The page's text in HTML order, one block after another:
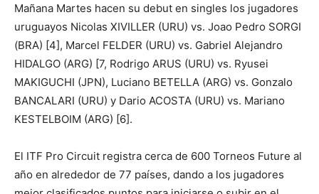
Mañana Martes hacen su debut en singles los jugadores
uruguayos Nicolas XIVILLER (URU) vs. Joao Pedro SORGI
(BRA) [4], Marcel FELDER (URU) vs. Gabriel Alejandro
HIDALGO (ARG) [7, Rodrigo ARUS (URU) vs. Ryusei
MAKIGUCHI (JPN), Luciano BETELLA (ARG) vs. Gonzalo
BANCALARI (URU) y Dario ACOSTA (URU) vs. Mariano
KESTELBOIM (ARG) [6].
El ITF Pro Circuit registra cerca de 600 Torneos Future al
año en alrededor de 77 países, dando a los jugadores